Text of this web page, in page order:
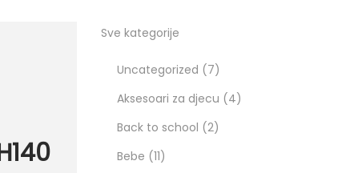
Sve kategorije
Uncategorized
7
Aksesoari za djecu
4
Back to school 2
Bebe 11